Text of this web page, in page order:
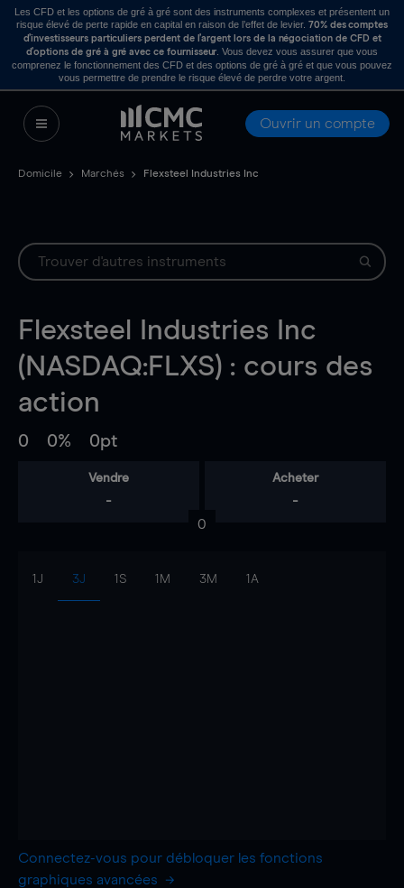
Les CFD et les options de gré à gré sont des instruments complexes et présentent un
risque élevé de perte rapide en capital en raison de l’effet de levier. 70% des comptes
d’investisseurs particuliers perdent de l’argent lors de la négociation de CFD et
d’options de gré à gré avec ce fournisseur . Vous devez vous assurer que vous
comprenez le fonctionnement des CFD et des options de gré à gré et que vous pouvez
vous permettre de prendre le risque élevé de perdre votre argent.
Ouvrir un compte
Domicile Marchés Flexsteel Industries Inc
Flexsteel Industries Inc
(NASDAQ:FLXS) : cours des
action
0 0% 0pt
Vendre
-
Acheter
-
0
1J 3J 1S 1M 3M 1A
Connectez-vous pour débloquer les fonctions
graphiques avancées